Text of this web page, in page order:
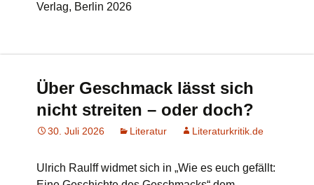
Verlag, Berlin 2026
Über Geschmack lässt sich
nicht streiten – oder doch?
30. Juli 2026 Literatur Literaturkritik.de
Ulrich Raulff widmet sich in „Wie es euch gefällt: